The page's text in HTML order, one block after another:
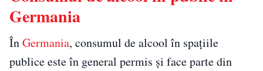
Germania
ÎnGermania, consumul de alcool în spațiile
publice este în general permis și face parte din